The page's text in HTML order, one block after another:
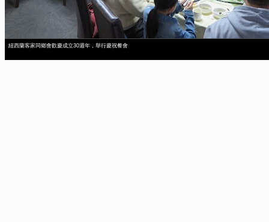
紐西蘭客家同鄉會歡慶成立30週年，舉行慶祝餐會